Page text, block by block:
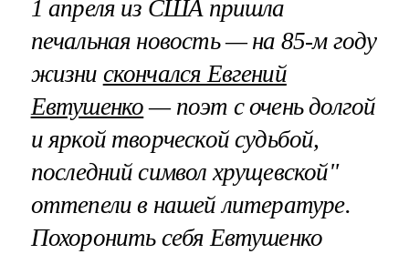
1 апреля из США пришла
печальная новость — на 85-м году
жизни скончался Евгений
Евтушенко— поэт с очень долгой
и яркой творческой судьбой,
последний символ хрущевской"
оттепели в нашей литературе.
Похоронить себя Евтушенко